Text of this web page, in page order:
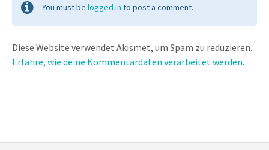
You must be logged in to post a comment.
Diese Website verwendet Akismet, um Spam zu reduzieren.
Erfahre, wie deine Kommentardaten verarbeitet werden.